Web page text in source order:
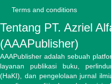
Terms and conditions
Tentang PT. Azriel
(AAAPublisher)
AAAPublisher adalah sebuah
layanan publikasi buku,
(HaKI), dan pengelolaan jurnal